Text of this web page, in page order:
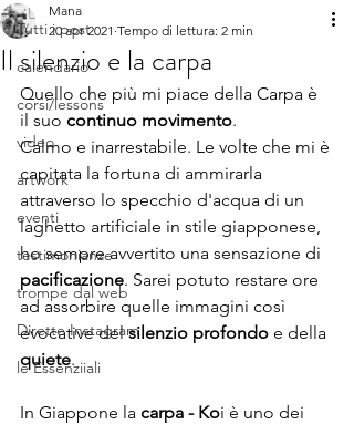
Tutti i post
calendario
corsi/lessons
video
artwork
eventi
testimonianze
trompe dal web
Dirette Instagram
le Essenziiali
Il silenzio e la carpa
Mana
20 apr 2021 Tempo di lettura: 2 min
Quello che più mi piace della Carpa è
il suo continuo movimento.
Calmo e inarrestabile. Le volte che mi è
capitata la fortuna di ammirarla
attraverso lo specchio d'acqua di un
laghetto artificiale in stile giapponese,
ho sempre avvertito una sensazione di
pacificazione. Sarei potuto restare ore
ad assorbire quelle immagini così
evocative del silenzio profondo e della
quiete.
In Giappone la carpa - Koi è uno dei